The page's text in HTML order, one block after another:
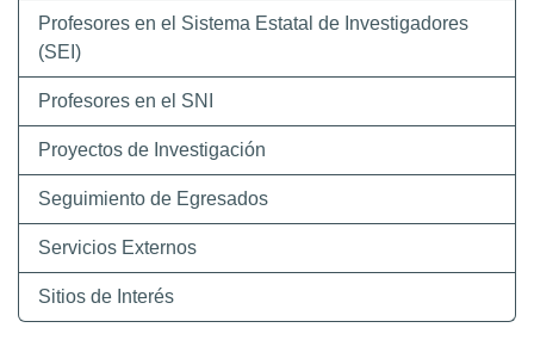
Profesores en el Sistema Estatal de Investigadores
(SEI)
Profesores en el SNI
Proyectos de Investigación
Seguimiento de Egresados
Servicios Externos
Sitios de Interés